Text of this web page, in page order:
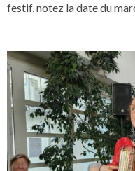
festif, notez la date du